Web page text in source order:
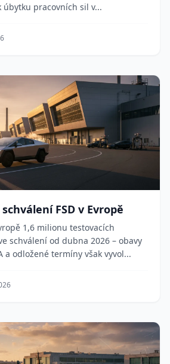
úbytku pracovních sil v...
FSD v Evropě
1,6 milionu testovacích
schválení od dubna 2026 – obavy
a odložené termíny však vyvol...